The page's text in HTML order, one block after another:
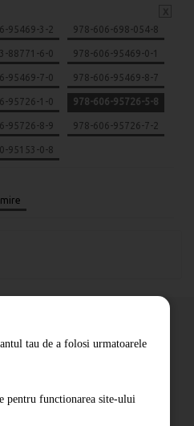
95469-3-2 978-606-698-054-8
88771-6-0 978-606-95469-0-1
95469-7-0 978-606-95469-8-7
95726-1-0 978-606-95726-5-8
95726-8-9 978-606-95726-7-2
95153-0-8
tau de a folosi urmatoarele
pentru functionarea site-ului